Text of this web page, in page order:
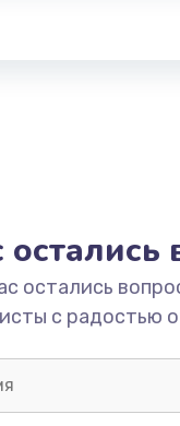
остались
остались
с радостью